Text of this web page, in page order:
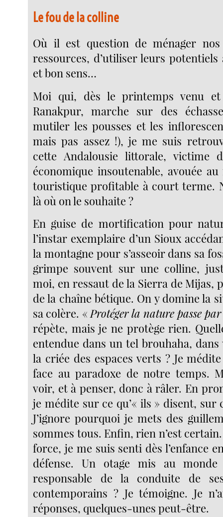
Le fou de la colline
Où il est question de ménager
ressources, d’utiliser leurs potentiels
et bon sens…
Moi qui, dès le printemps venu
Ranakpur, marche sur des
mutiler les pousses et les
mais pas assez !), je me suis
cette Andalousie littorale, victime
économique insoutenable, avouée
touristique profitable à court terme.
là où on le souhaite ?
En guise de mortification pour
l’instar exemplaire d’un Sioux
la montagne pour s’asseoir dans sa
grimpe souvent sur une colline,
moi, en ressaut de la Sierra de
de la chaîne bétique. On y domine la
sa colère. «Protéger la nature passe
répète, mais je ne protège rien.
entendue dans un tel brouhaha,
la criée des espaces verts ? Je
face au paradoxe de notre temps.
voir, et à penser, donc à râler. En
je médite sur ce qu’« ils » disent, sur
J’ignore pourquoi je mets des
sommes tous. Enfin, rien n’est
force, je me suis senti dès l’enfance
défense. Un otage mis au
responsable de la conduite de
contemporains ? Je témoigne. Je
réponses, quelques-unes peut-être.